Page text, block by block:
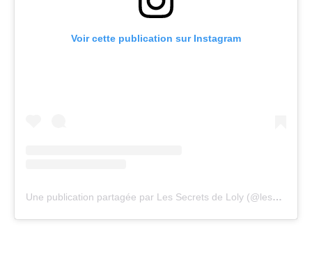
Voir cette publication sur Instagram
Une publication partagée par Les Secrets de Loly (@lessecretsdeloly)